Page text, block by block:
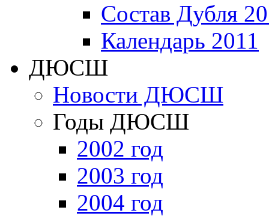
Состав Дубля
Календарь 2011
ДЮСШ
Новости ДЮСШ
Годы ДЮСШ
2002 год
2003 год
2004 год